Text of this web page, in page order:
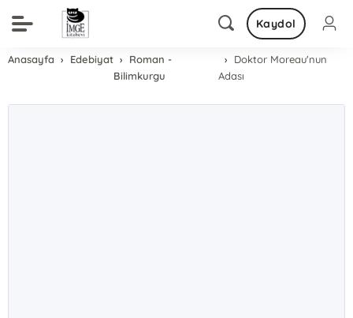
Kaydol
Anasayfa Edebiyat
Roman -
Bilimkurgu
Doktor Moreau'nun
Adası